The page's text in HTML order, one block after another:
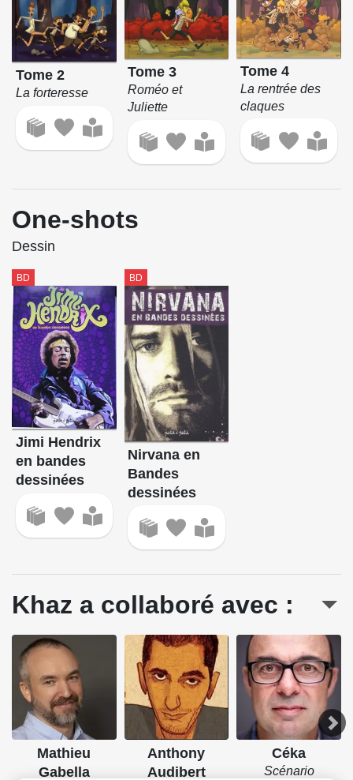
Tome 2
La forteresse
Tome 3
Roméo et
Juliette
Tome 4
La rentrée des
claques
One-shots
Dessin
BD
Jimi Hendrix
en bandes
dessinées
BD
Nirvana en
Bandes
dessinées
Khaz a collaboré avec :
Mathieu
Gabella
Anthony
Audibert
Céka
Scénario